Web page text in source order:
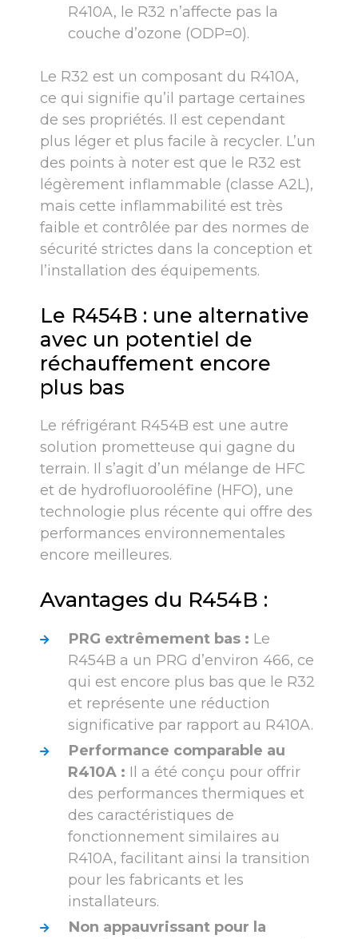
R410A, le R32 n’affecte pas la
couche d’ozone (ODP=0).
Le R32 est un composant du R410A,
ce qui signifie qu’il partage certaines
de ses propriétés. Il est cependant
plus léger et plus facile à recycler. L’un
des points à noter est que le R32 est
légèrement inflammable (classe A2L),
mais cette inflammabilité est très
faible et contrôlée par des normes de
sécurité strictes dans la conception et
l’installation des équipements.
Le R454B : une alternative
avec un potentiel de
réchauffement encore
plus bas
Le réfrigérant R454B est une autre
solution prometteuse qui gagne du
terrain. Il s’agit d’un mélange de HFC
et de hydrofluorooléfine (HFO), une
technologie plus récente qui offre des
performances environnementales
encore meilleures.
Avantages du R454B :
PRG extrêmement bas : Le
R454B a un PRG d’environ 466, ce
qui est encore plus bas que le R32
et représente une réduction
significative par rapport au R410A.
Performance comparable au
R410A : Il a été conçu pour offrir
des performances thermiques et
des caractéristiques de
fonctionnement similaires au
R410A, facilitant ainsi la transition
pour les fabricants et les
installateurs.
Non appauvrissant pour la